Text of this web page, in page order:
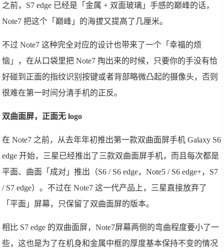
之前，S7 edge 已经是「金属 + 双面玻璃」手感的巅峰的话，
Note7 把这个「巅峰」的海拔又提高了几厘米。
不过 Note7 这种完全对应的设计也带来了一个「幸福的烦
恼」，在从口袋里把 Note7 掏出来的时候，只要你的手没有恰
好碰到正面的指纹识别按键或者背部略微凸起的摄像头，否则
很难在第一时间分清手机的正反。
双曲面屏，正面无 logo
在 Note7 之前，从去年年初推出第一款双曲面屏手机 Galaxy S6
edge 开始，三星已经推出了三款双曲面屏手机，而且每次都是
平面、曲面「成对」推出（S6 / S6 edge，Note5 / S6 edge+，S7
/ S7 edge）。不过在 Note7 这一代产品上，三星直接放弃了
「平面」屏幕，只保留了双曲面屏的版本。
相比 S7 edge 的双曲面屏，Note7屏幕两侧的弯曲程度要小了一
些，这也是为了在机身和金属中框的厚度基本保持不变的情况